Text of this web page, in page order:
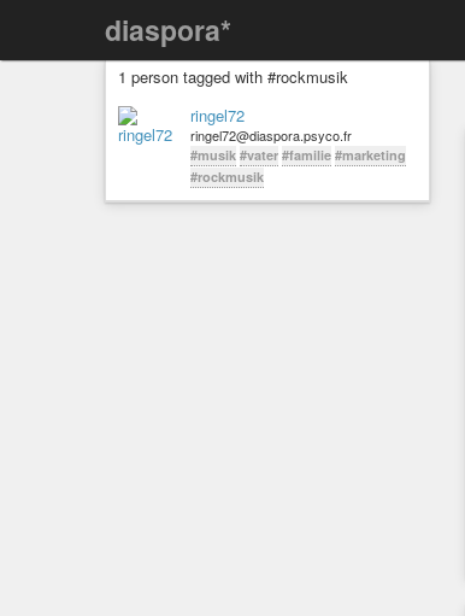
diaspora*
1 person tagged with #rockmusik
ringel72
ringel72@diaspora.psyco.fr
#musik #vater #familie #marketing
#rockmusik